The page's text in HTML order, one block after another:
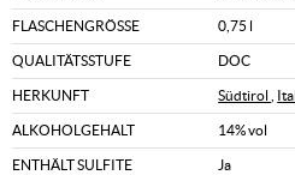
FLASCHENGRÖSSE 0,75 l
QUALITÄTSSTUFE DOC
HERKUNFT Südtirol
ALKOHOLGEHALT 14% vol
ENTHÄLT SULFITE Ja